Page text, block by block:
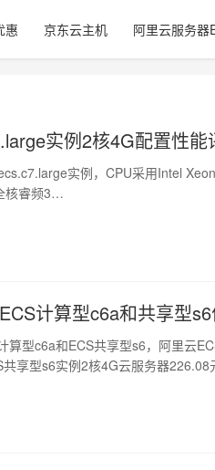
惠 京东云主机 阿里云服务器
实例2核4G配置性能
实例，CPU采用Intel
核睿频3…
计算型c6a和共享型
算型c6a和ECS共享型s6，阿里云
享型s6实例2核4G云服务器